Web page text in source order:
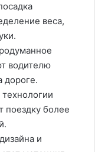
веса,
водителю
дороге.
поездку более
и